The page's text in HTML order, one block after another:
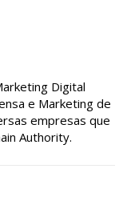
Digital
e Marketing de
empresas que
Authority.